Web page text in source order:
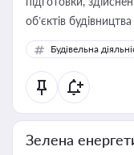
об’єктів будівництва
Будівельна
Зелена